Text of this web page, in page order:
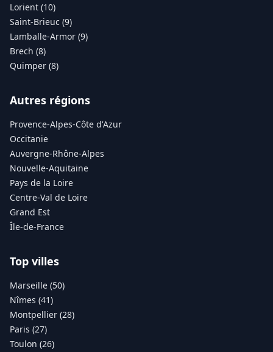
Lorient (10)
Saint-Brieuc (9)
Lamballe-Armor (9)
Brech (8)
Quimper (8)
Autres régions
Provence-Alpes-Côte d'Azur
Occitanie
Auvergne-Rhône-Alpes
Nouvelle-Aquitaine
Pays de la Loire
Centre-Val de Loire
Grand Est
Île-de-France
Top villes
Marseille (50)
Nîmes (41)
Montpellier (28)
Paris (27)
Toulon (26)